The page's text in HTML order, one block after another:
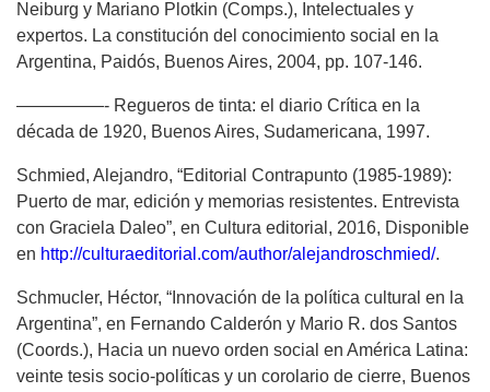
Neiburg y Mariano Plotkin (Comps.), Intelectuales y
expertos. La constitución del conocimiento social en la
Argentina, Paidós, Buenos Aires, 2004, pp. 107-146.
—————- Regueros de tinta: el diario Crítica en la
década de 1920, Buenos Aires, Sudamericana, 1997.
Schmied, Alejandro, “Editorial Contrapunto (1985-1989):
Puerto de mar, edición y memorias resistentes. Entrevista
con Graciela Daleo”, en Cultura editorial, 2016, Disponible
en http://culturaeditorial.com/author/alejandroschmied/.
Schmucler, Héctor, “Innovación de la política cultural en la
Argentina”, en Fernando Calderón y Mario R. dos Santos
(Coords.), Hacia un nuevo orden social en América Latina:
veinte tesis socio-políticas y un corolario de cierre, Buenos